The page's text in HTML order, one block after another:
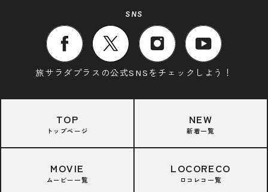
SNS
旅サラダプラスの公式SNSをチェックしよう！
TOP
トップページ
NEW
新着一覧
MOVIE
ムービー一覧
LOCORECO
ロコレコ一覧